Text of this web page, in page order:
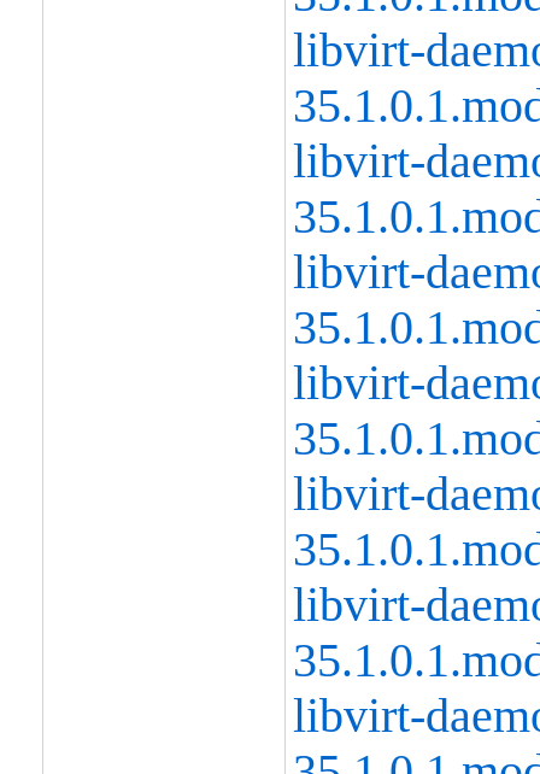
libvirt-
libvirt-
libvirt-
libvirt-
libvirt-
libvirt-
libvirt-